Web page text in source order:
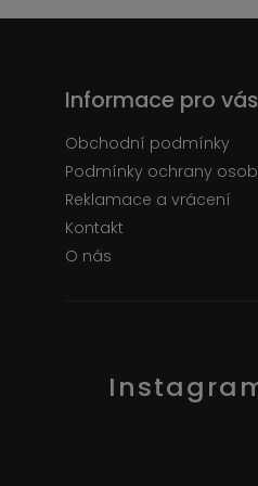
Informace pro vás
Obchodní podmínky
Podmínky ochrany
Reklamace a vrácení
Kontakt
O nás